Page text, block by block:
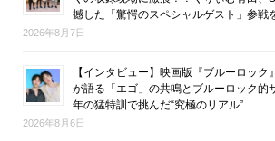
撼した「驚愕のスペシャルゲスト」参戦
2026年8月7日
【インタビュー】映画版『ブルーロッ
が語る「エゴ」の共鳴とブルーロック的
年の猛特訓で挑んだ“究極のリアル”
2026年8月6日